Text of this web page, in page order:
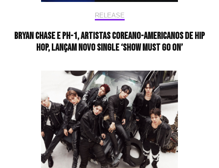
RELEASE
Bryan Chase e pH-1, artistas coreano-americanos de Hip
Hop, lançam novo single ‘Show Must Go On’